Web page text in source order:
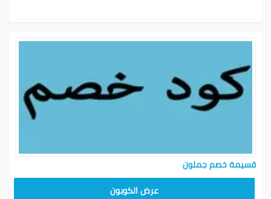
قسيمة خصم جملون
عرض الكوبون